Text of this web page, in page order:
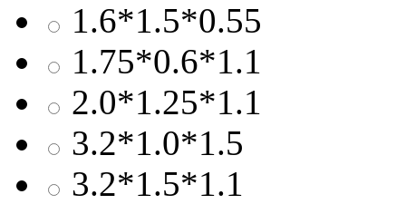
1.6*1.5*0.55
1.75*0.6*1.1
2.0*1.25*1.1
3.2*1.0*1.5
3.2*1.5*1.1